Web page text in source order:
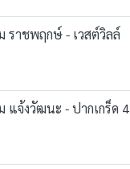
ราชพฤกษ์ - เวสต์วิลล์
แจ้งวัฒนะ - ปากเกร็ด 4